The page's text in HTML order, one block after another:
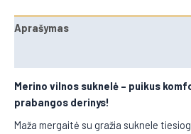
Aprašymas
Merino vilnos suknelė – puikus
prabangos derinys!
Maža mergaitė su gražia suknele